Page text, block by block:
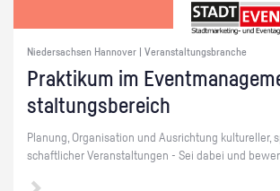
Niedersachsen Hannover | Veranstaltungsbranche
Prak­ti­kum im
stal­tungs­be­reich
Pla­nung, Or­ga­ni­sa­ti­on und Aus­rich­tung
schaft­li­cher Ver­an­stal­tun­gen - Sei dabei und